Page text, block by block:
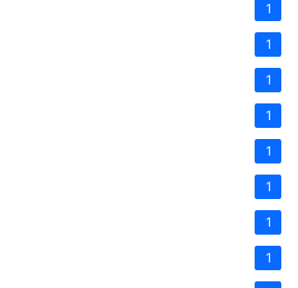
1
1
1
1
1
1
1
1